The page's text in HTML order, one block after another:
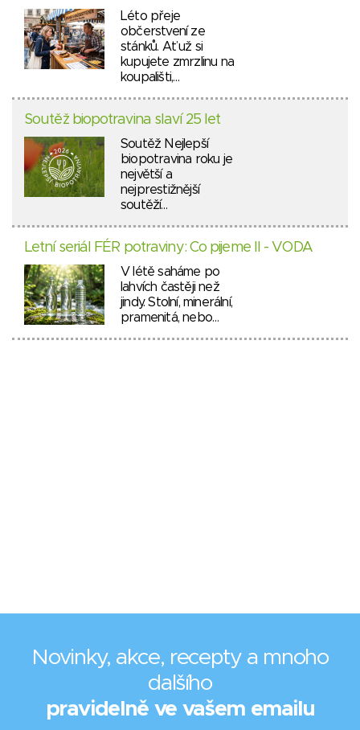
Léto přeje
občerstvení ze
stánků. Ať už si
kupujete zmrzlinu na
koupališti,…
Soutěž biopotravina slaví 25 let
Soutěž Nejlepší
biopotravina roku je
největší a
nejprestižnější
soutěží…
Letní seriál FÉR potraviny: Co pijeme II - VODA
V létě saháme po
lahvích častěji než
jindy. Stolní, minerální,
pramenitá, nebo…
Novinky, akce, recepty a mnoho
dalšího
pravidelně ve vašem emailu